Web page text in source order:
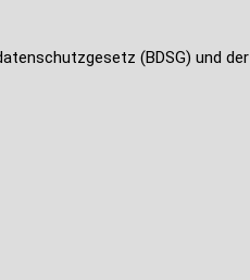
(BDSG) und der